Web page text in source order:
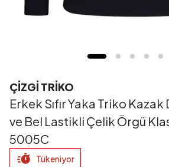
ÇİZGİ TRİKO
Erkek Sıfır Yaka Triko
ve Bel Lastikli Çelik Örgü
5005C
Tükeniyor